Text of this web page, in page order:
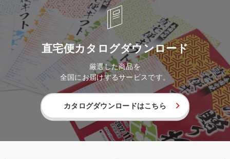
直宅便カタログダウンロード
厳選した商品を
全国にお届けするサービスです。
カタログダウンロードはこちら